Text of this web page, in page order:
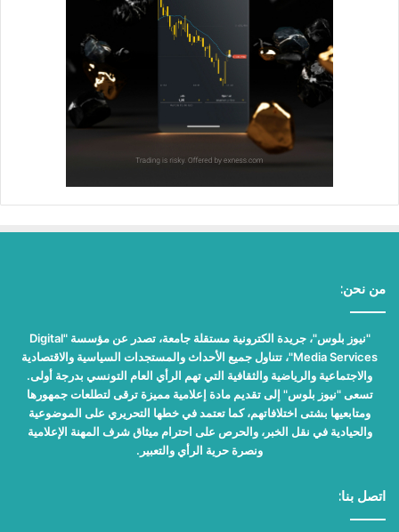
من نحن:
"نيوز بلوس"، جريدة الكترونية مستقلة جامعة، تصدر عن مؤسسة "Digital
Media Services"، تتناول جميع الأحداث والمستجدات السياسية والاقتصادية
والاجتماعية والرياضية والثقافية التي تهم الرأي العام التونسي بدرجة أولى.
تسعى "نيوز بلوس" إلى تقديم مادة إعلامية مميزة ترقى لتطلعات جمهورها
ومتابعيها بشتى اختلافاتهم، كما تعتمد في خطها التحريري على الموضوعية
والحيادية في نقل الخبر، والحرص على احترام ميثاق شرف المهنة الإعلامية
ونصرة حرية الرأي والتعبير.
اتصل بنا: